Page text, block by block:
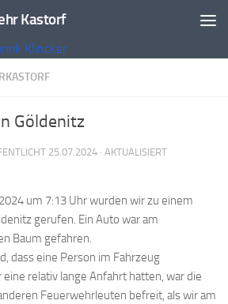
Kastorf
Göldenitz
25.07.2024 · AKTUALISIERT
um 7:13 Uhr wurden wir zu einem
gerufen. Ein Auto war am
Baum gefahren.
dass eine Person im Fahrzeug
relativ lange Anfahrt hatten, war die
Feuerwehrleuten befreit, als wir am